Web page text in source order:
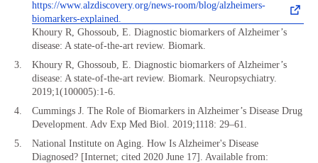
https://www.alzdiscovery.org/news-room/blog/alzheimers-
biomarkers-explained.
Khoury R, Ghossoub, E. Diagnostic biomarkers of Alzheimer’s
disease: A state-of-the-art review. Biomark.
Khoury R, Ghossoub, E. Diagnostic biomarkers of Alzheimer’s
disease: A state-of-the-art review. Biomark. Neuropsychiatry.
2019;1(100005):1-6.
Cummings J. The Role of Biomarkers in Alzheimer’s Disease Drug
Development. Adv Exp Med Biol. 2019;1118: 29–61.
National Institute on Aging. How Is Alzheimer's Disease
Diagnosed? [Internet; cited 2020 June 17]. Available from: